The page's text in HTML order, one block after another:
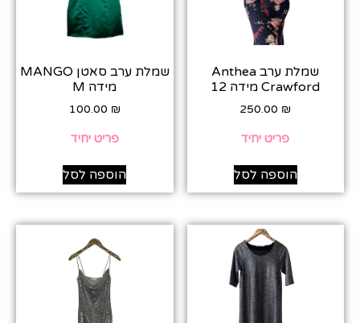
שמלת ערב Anthea
Crawford מידה 12
250.00 ₪
פריט יחיד
הוספה לסל
שמלת ערב סאטן MANGO
מידה M
100.00 ₪
פריט יחיד
הוספה לסל